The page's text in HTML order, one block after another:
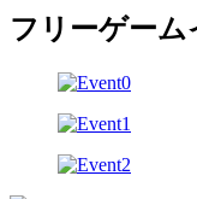
フリーゲーム